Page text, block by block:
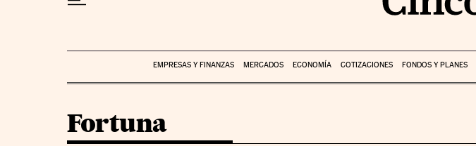
EMPRESAS Y FINANZAS MERCADOS ECONOMÍA COTIZACIONES FONDOS Y PLANES
Fortuna